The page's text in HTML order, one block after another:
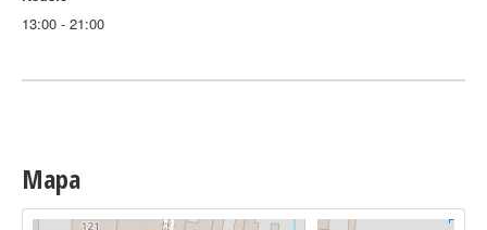
13:00 - 21:00
Mapa